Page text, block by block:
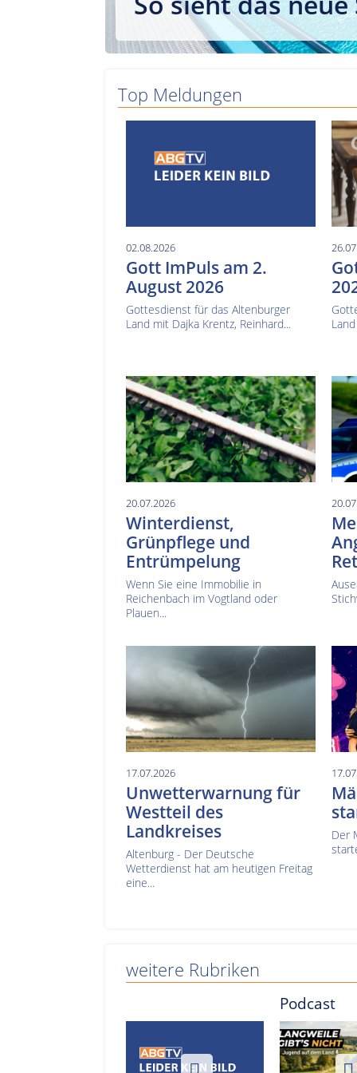
Top Meldungen
02.08.2026
Gott ImPuls am 2.
August 2026
Gottesdienst für das Altenburger
Land mit Dajka Krentz, Reinhard...
20.07.2026
Winterdienst,
Grünpflege und
Entrümpelung
Wenn Sie eine Immobilie in
Reichenbach im Vogtland oder
Plauen...
17.07.2026
Unwetterwarnung für
Westteil des
Landkreises
Altenburg - Der Deutsche
Wetterdienst hat am heutigen Freitag
eine...
Der
weitere Rubriken
Podcast